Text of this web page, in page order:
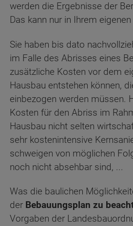
werden die Ergebnisse der
Das kann nur in Ihrem
Sie haben bis dato
im Falle des Abrisses eines
zusätzliche Kosten vor dem
Hausbau entstehen können,
einbezogen werden müssen.
Kosten für den Abriss im
Hausbau nicht selten
sehr kostenintensive
schweigen von möglichen
noch nicht absehbar sind, ...
Was die baulichen
der Bebauungsplan zu
Vorgaben der